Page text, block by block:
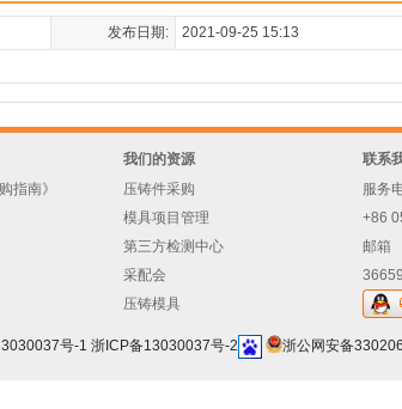
发布日期:
2021-09-25 15:13
指南》
我们的资源
压铸件采购
模具项目管理
第三方检测中心
采配会
压铸模具
联系
服务
+86
邮箱
号-1 浙ICP备13030037号-2
浙公网安备